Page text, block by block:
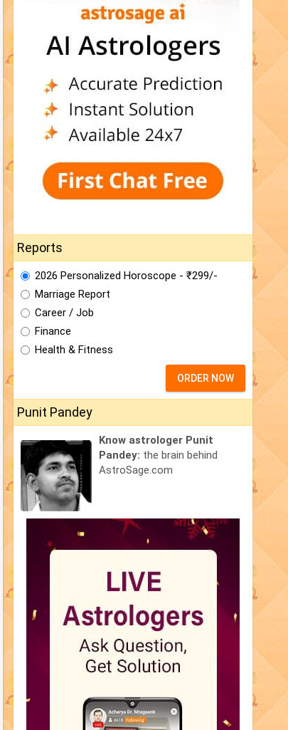
Reports
2026 Personalized Horoscope - ₹299/-
Marriage Report
Career / Job
Finance
Health & Fitness
ORDER NOW
Punit Pandey
Know astrologer Punit
Pandey: the brain behind
AstroSage.com